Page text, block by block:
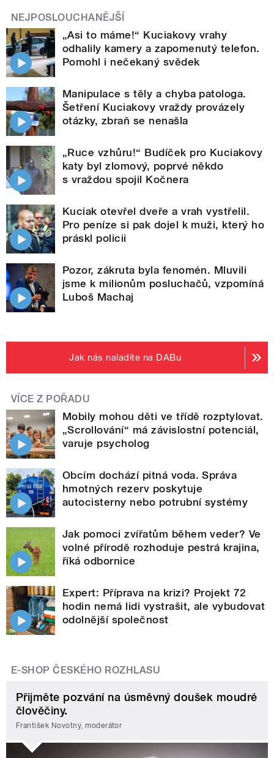
NEJPOSLOUCHANĚJŠÍ
„Asi to máme!“ Kuciakovy vrahy
odhalily kamery a zapomenutý telefon.
Pomohl i nečekaný svědek
Manipulace s těly a chyba patologa.
Šetření Kuciakovy vraždy provázely
otázky, zbraň se nenašla
„Ruce vzhůru!“ Budíček pro Kuciakovy
katy byl zlomový, poprvé někdo
s vraždou spojil Kočnera
Kuciak otevřel dveře a vrah vystřelil.
Pro peníze si pak dojel k muži, který ho
práskl policii
Pozor, zákruta byla fenomén. Mluvili
jsme k milionům posluchačů, vzpomíná
Luboš Machaj
Jak nás naladíte na DABu
VÍCE Z POŘADU
Mobily mohou děti ve třídě rozptylovat.
„Scrollování“ má závislostní potenciál,
varuje psycholog
Obcím dochází pitná voda. Správa
hmotných rezerv poskytuje
autocisterny nebo potrubní systémy
Jak pomoci zvířatům během veder? Ve
volné přírodě rozhoduje pestrá krajina,
říká odbornice
Expert: Příprava na krizi? Projekt 72
hodin nemá lidi vystrašit, ale vybudovat
odolnější společnost
E-SHOP ČESKÉHO ROZHLASU
Přijměte pozvání na úsměvný doušek moudré
člověčiny.
František Novotný, moderátor